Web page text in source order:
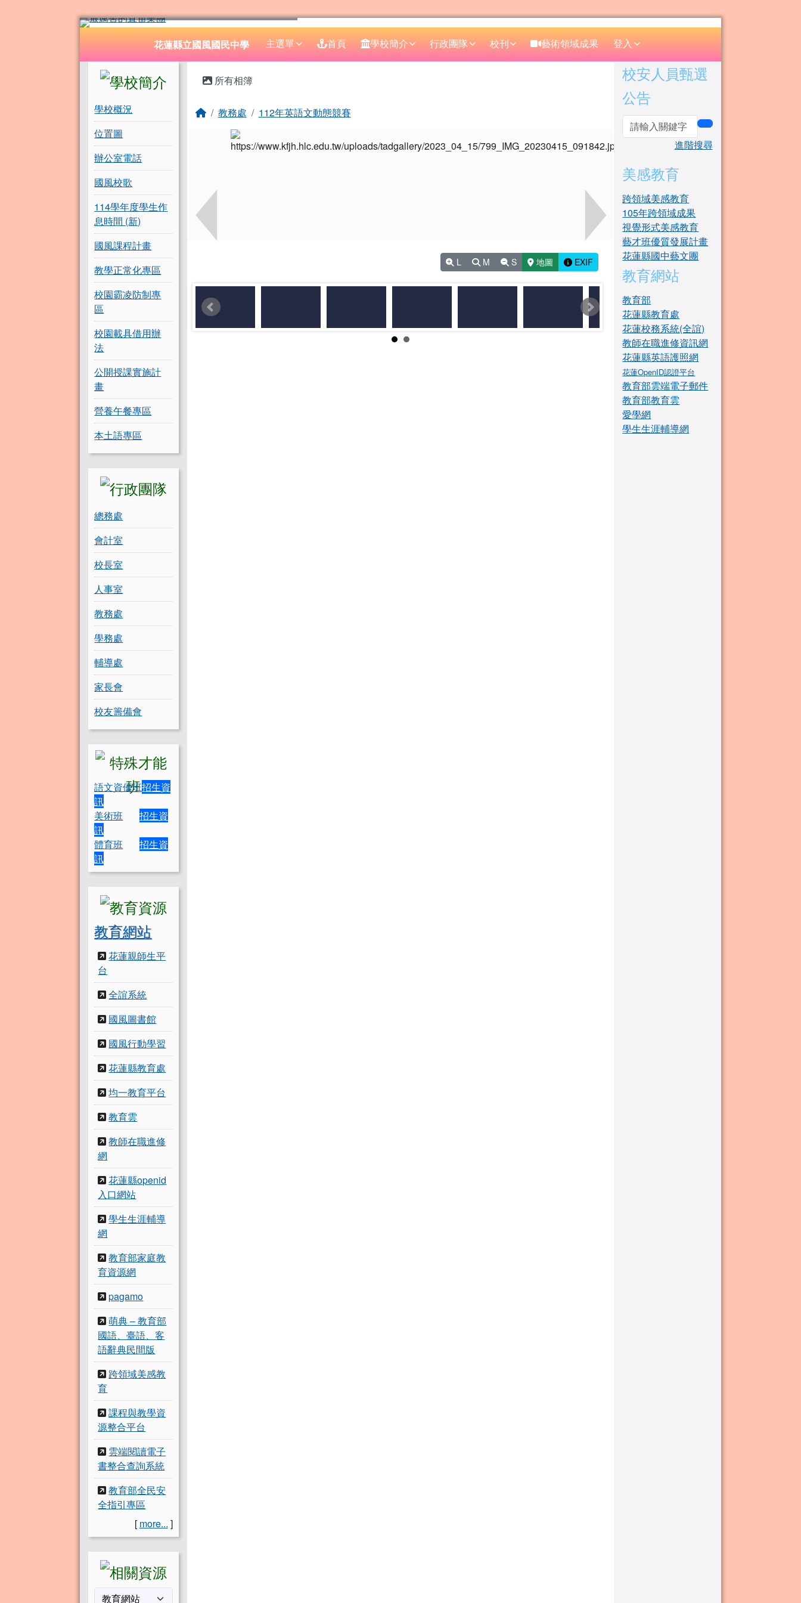
花蓮縣立國風國民中學
導覽列 花蓮縣立國風國民中學 主選單 首頁 學校簡介 行政團隊 校刊 藝術領域成果 登入
左邊區域內容
學校概況
位置圖
辦公室電話
國風校歌
114學年度學生作
息時間 (新)
國風課程計畫
教學正常化專區
校園霸凌防制專
區
校園載具借用辦
法
公開授課實施計
畫
營養午餐專區
本土語專區
總務處
會計室
校長室
人事室
教務處
學務處
輔導處
家長會
校友籌備會
語文資優班招生資
訊
美術班
招生資
訊
體育班
招生資
訊
教育網站
花蓮親師生平
台
全誼系統
國風圖書館
國風行動學習
花蓮縣教育處
均一教育平台
教育雲
教師在職進修
網
花蓮縣openid
入口網站
學生生涯輔導
網
教育部家庭教
育資源網
pagamo
萌典 – 教育部
國語、臺語、客
語辭典民間版
跨領域美感教
育
課程與教學資
源整合平台
雲端閱讀電子
書整合查詢系統
教育部全民安
全指引專區
[ more... ]
主內容區域
所有相簿
回首頁
教務處 112年英語文動態競賽
L M S 地圖 EXIF
右邊區域內容
校安人員甄選
公告
search
進階搜尋
美感教育
跨領域美感教育
105年跨領域成果
視覺形式美感教育
藝才班優質發展計畫
花蓮縣國中藝文團
教育網站
教育部
花蓮縣教育處
花蓮校務系統(全誼)
教師在職進修資訊網
花蓮縣英語護照網
花蓮OpenID認證平台
教育部雲端電子郵件
教育部教育雲
愛學網
學生生涯輔導網
頁尾區域